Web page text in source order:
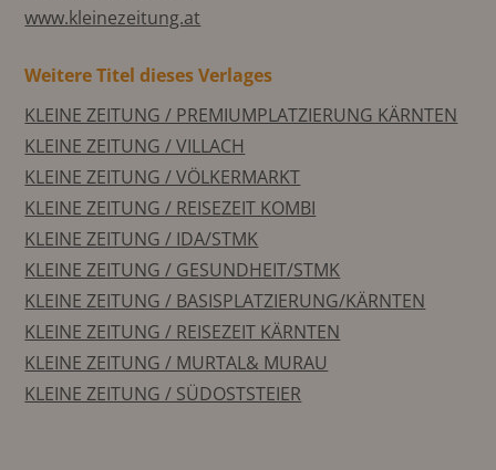
www.kleinezeitung.at
Weitere Titel dieses Verlages
KLEINE ZEITUNG / PREMIUMPLATZIERUNG KÄRNTEN
KLEINE ZEITUNG / VILLACH
KLEINE ZEITUNG / VÖLKERMARKT
KLEINE ZEITUNG / REISEZEIT KOMBI
KLEINE ZEITUNG / IDA/STMK
KLEINE ZEITUNG / GESUNDHEIT/STMK
KLEINE ZEITUNG / BASISPLATZIERUNG/KÄRNTEN
KLEINE ZEITUNG / REISEZEIT KÄRNTEN
KLEINE ZEITUNG / MURTAL& MURAU
KLEINE ZEITUNG / SÜDOSTSTEIER